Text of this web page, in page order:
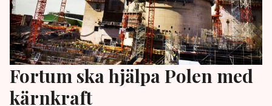
Fortum ska hjälpa Polen med
kärnkraft